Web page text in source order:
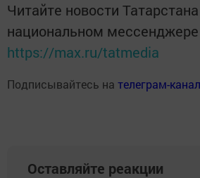
Читайте новости
национальном
https://max.ru/tatmedia
Подписывайтесь на телеграм-
Оставляйте реакции